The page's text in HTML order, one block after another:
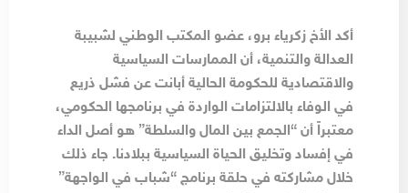
أكد الأخ زكرياء برو، عضو المكتب الوطني لشبيبة
العدالة والتنمية، أن الممارسات السياسية
والاقتصادية للحكومة الحالية أبانت عن فشل ذريع
في الوفاء بالالتزامات الواردة في برنامجها الحكومي،
معتبراً أن “الجمع بين المال والسلطة” هو أصل الداء
في إفساد وتخليق الحياة السياسية ببلادنا. جاء ذلك
خلال مشاركته في حلقة برنامج “شباب في الواجهة”